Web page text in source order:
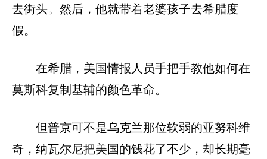
去街头。然后，他就带着老婆孩子去希腊度
假。
在希腊，美国情报人员手把手教他如何在
莫斯科复制基辅的颜色革命。
但普京可不是乌克兰那位软弱的亚努科维
奇，纳瓦尔尼把美国的钱花了不少，却长期毫